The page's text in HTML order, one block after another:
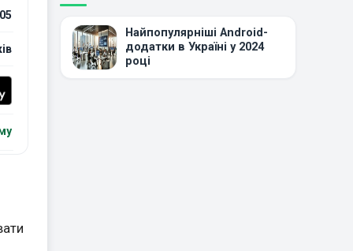
Найпопулярніші Android-
додатки в Україні у 2024
році